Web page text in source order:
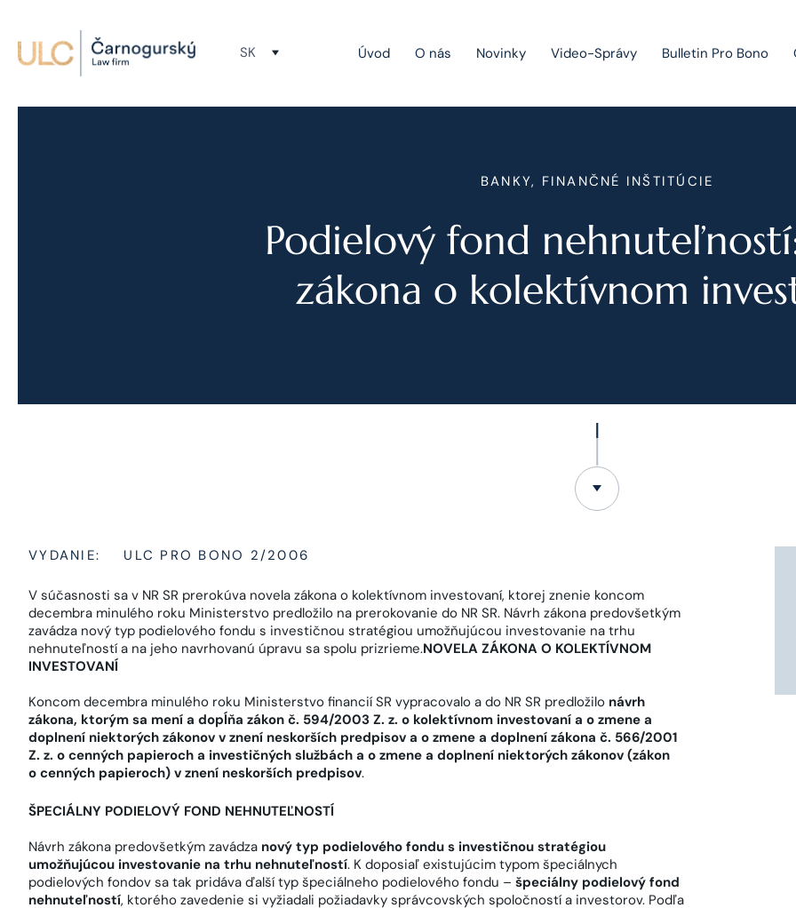
SK Úvod O nás Novinky Video-Správy Bulletin Pro Bono
Fúzie a akvizície
Právo obchodných spoločností
Právo hospodárskej súťaže
BANKY, FINANČNÉ INŠTITÚCIE
Podielový fond
zákona o kolektívnom
VYDANIE: ULC PRO BONO 2/2006
V súčasnosti sa v NR SR prerokúva novela zákona o kolektívnom investovaní, ktorej znenie koncom
decembra minulého roku Ministerstvo predložilo na prerokovanie do NR SR. Návrh zákona predovšetkým
zavádza nový typ podielového fondu s investičnou stratégiou umožňujúcou investovanie na trhu
nehnuteľností a na jeho navrhovanú úpravu sa spolu prizrieme.NOVELA ZÁKONA O KOLEKTÍVNOM
INVESTOVANÍ
Koncom decembra minulého roku Ministerstvo financií SR vypracovalo a do NR SR predložilo návrh
zákona, ktorým sa mení a dopĺňa zákon č. 594/2003 Z. z. o kolektívnom investovaní a o zmene a
doplnení niektorých zákonov v znení neskorších predpisov a o zmene a doplnení zákona č. 566/2001
Z. z. o cenných papieroch a investičných službách a o zmene a doplnení niektorých zákonov (zákon
o cenných papieroch) v znení neskorších predpisov.
ŠPECIÁLNY PODIELOVÝ FOND NEHNUTEĽNOSTÍ
Návrh zákona predovšetkým zavádza nový typ podielového fondu s investičnou stratégiou
umožňujúcou investovanie na trhu nehnuteľností. K doposiaľ existujúcim typom špeciálnych
podielových fondov sa tak pridáva ďalší typ špeciálneho podielového fondu – špeciálny podielový fond
nehnuteľností, ktorého zavedenie si vyžiadali požiadavky správcovských spoločností a investorov. Podľa